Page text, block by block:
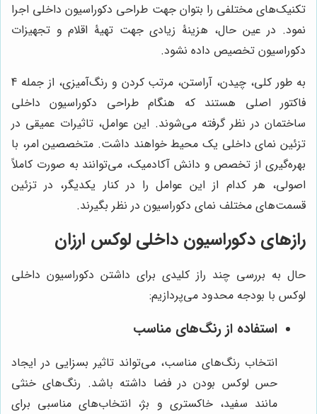
تکنیک‌های مختلفی را بتوان جهت طراحی دکوراسیون داخلی اجرا
نمود. در عین حال، هزینۀ زیادی جهت تهیۀ اقلام و تجهیزات
دکوراسیون تخصیص داده نشود.
به طور کلی، چیدن، آراستن، مرتب کردن و رنگ‌آمیزی، از جمله 4
فاکتور اصلی هستند که هنگام طراحی دکوراسیون داخلی
ساختمان در نظر گرفته می‌شوند. این عوامل، تاثیرات عمیقی در
تزئین نمای داخلی یک محیط خواهند داشت. متخصصین امر، با
بهره‌گیری از تخصص و دانش آکادمیک، می‌توانند به صورت کاملاً
اصولی، هر کدام از این عوامل را در کنار یکدیگر، در تزئین
قسمت‌های مختلف نمای دکوراسیون در نظر بگیرند.
رازهای دکوراسیون داخلی لوکس ارزان
حال به بررسی چند راز کلیدی برای داشتن دکوراسیون داخلی
لوکس با بودجه محدود می‌پردازیم:
استفاده از رنگ‌های مناسب
انتخاب رنگ‌های مناسب، می‌تواند تاثیر بسزایی در ایجاد
حس لوکس بودن در فضا داشته باشد. رنگ‌های خنثی
مانند سفید، خاکستری و بژ، انتخاب‌های مناسبی برای